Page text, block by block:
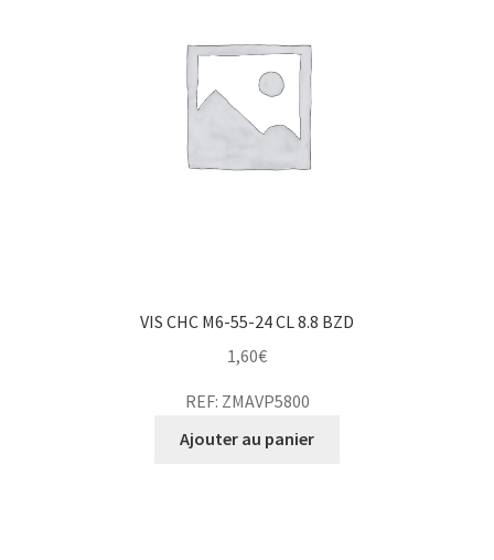
VIS CHC M6-55-24 CL 8.8 BZD
1,60€
REF: ZMAVP5800
Ajouter au panier